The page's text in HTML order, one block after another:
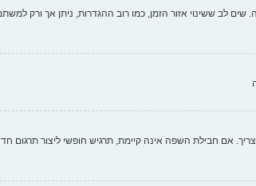
שים לב ששינוי אזור הזמן, כמו רוב ההגדרות, ניתן אך ורק
חבילת השפה אינה קיימת, תרגיש חופשי ליצור תרגום